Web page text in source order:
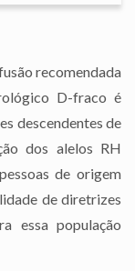
recomendada
D-fraco é
descendentes de
dos alelos RH
de origem
de diretrizes
essa população